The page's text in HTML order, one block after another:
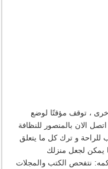
، توقف مؤقتًا لوضع
الان بالمنصور للنظافة
للراحة و ترك كل ما يتعلق
يمكن لجعل منزلك
نتفحص الكتب والمجلات